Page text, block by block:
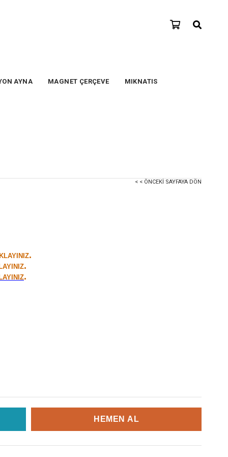
AYNA MAGNET ÇERÇEVE MIKNATIS
< < ÖNCEKI SAYFAYA DÖN
.
.
.